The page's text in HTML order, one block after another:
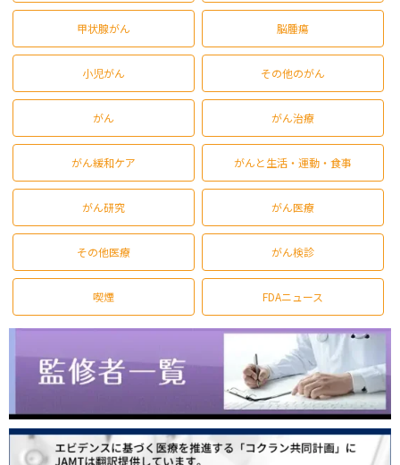
甲状腺がん 脳腫瘍
小児がん その他のがん
がん がん治療
がん緩和ケア がんと生活・運動・食事
がん研究 がん医療
その他医療 がん検診
喫煙 FDAニュース